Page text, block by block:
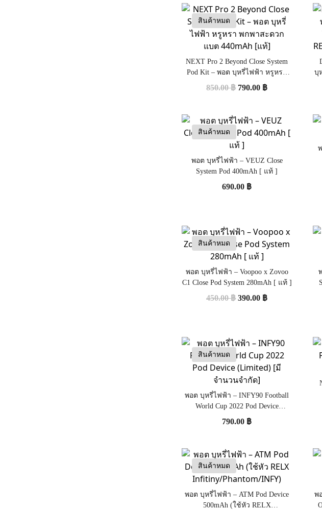
สินค้าหมด
NEXT Pro 2 Beyond Close System
Pod Kit – พอต บุหรี่ไฟฟ้า หรูหรา
พกพาสะดวก แบต 440mAh [แท้]
850.00฿ 790.00 ฿
บุ
สินค้าหมด
พอต บุหรี่ไฟฟ้า – VEUZ Close
System Pod 400mAh [ แท้ ]
690.00 ฿
สินค้าหมด
พอต บุหรี่ไฟฟ้า – Voopoo x Zovoo
C1 Close Pod System 280mAh [ แท้ ]
450.00฿ 390.00 ฿
สินค้าหมด
พอต บุหรี่ไฟฟ้า – INFY90 Football
World Cup 2022 Pod Device
(Limited) [มีจำนวนจำกัด]
790.00 ฿
สินค้าหมด
พอต บุหรี่ไฟฟ้า – ATM Pod Device
500mAh (ใช้หัว RELX
พ